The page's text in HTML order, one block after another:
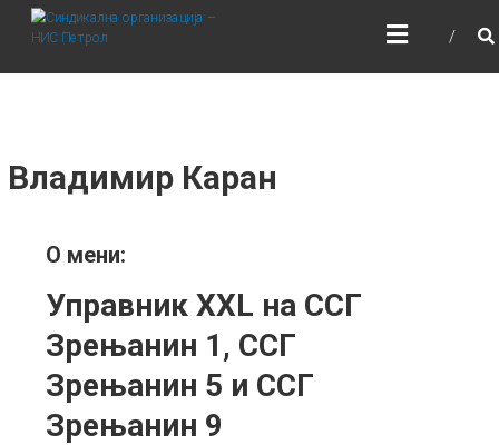
СИНДИКАЛНА
ОРГАНИЗАЦИЈА – НИС
Владимир Каран
О мени:
Управник XXL на ССГ
Зрењанин 1, ССГ
Зрењанин 5 и ССГ
Зрењанин 9